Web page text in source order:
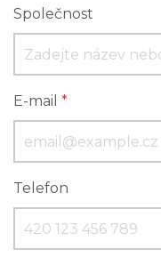
Společnost
E-mail *
Telefon